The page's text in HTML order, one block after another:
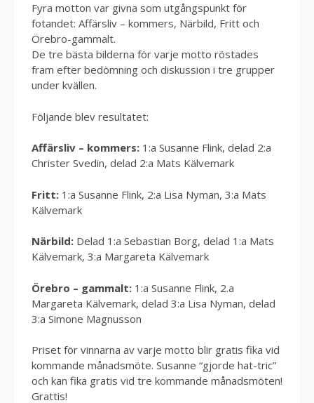
Fyra motton var givna som utgångspunkt för
fotandet: Affärsliv – kommers, Närbild, Fritt och
Örebro-gammalt.
De tre bästa bilderna för varje motto röstades
fram efter bedömning och diskussion i tre grupper
under kvällen.
Följande blev resultatet:
Affärsliv – kommers: 1:a Susanne Flink, delad 2:a
Christer Svedin, delad 2:a Mats Kälvemark
Fritt: 1:a Susanne Flink, 2:a Lisa Nyman, 3:a Mats
Kälvemark
Närbild: Delad 1:a Sebastian Borg, delad 1:a Mats
Kälvemark, 3:a Margareta Kälvemark
Örebro – gammalt: 1:a Susanne Flink, 2.a
Margareta Kälvemark, delad 3:a Lisa Nyman, delad
3:a Simone Magnusson
Priset för vinnarna av varje motto blir gratis fika vid
kommande månadsmöte. Susanne “gjorde hat-tric”
och kan fika gratis vid tre kommande månadsmöten!
Grattis!